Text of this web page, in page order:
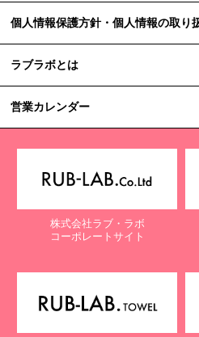
個人情報保護方針・個人情報の取り
ラブラボとは
営業カレンダー
株式会社ラブ・ラボ
コーポレートサイト